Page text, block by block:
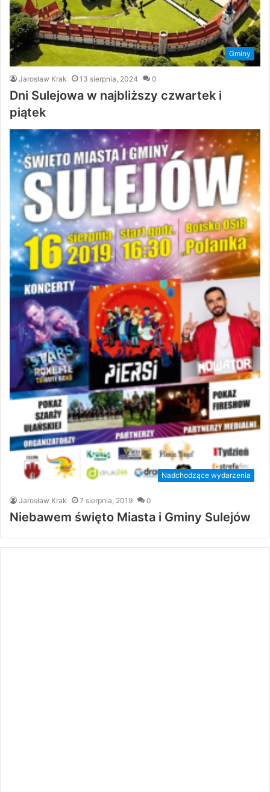
Gminy
Jarosław Krak 13 sierpnia, 2024 0
Dni Sulejowa w najbliższy czwartek i
piątek
Nadchodzące wydarzenia
Jarosław Krak 7 sierpnia, 2019 0
Niebawem święto Miasta i Gminy Sulejów